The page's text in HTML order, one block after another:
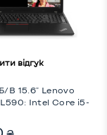
відгук
В 15.6" Lenovo
Intel Core i5-